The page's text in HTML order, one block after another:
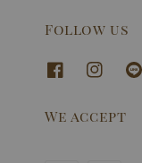
Follow us
We accept